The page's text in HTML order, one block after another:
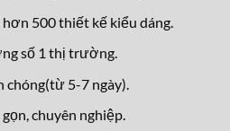
500 thiết kế kiểu dáng.
số 1 thị trường.
chóng(từ 5-7 ngày).
chuyên nghiệp.